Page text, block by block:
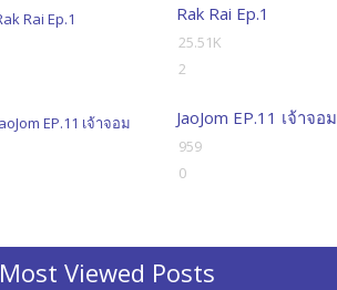
Rak Rai Ep.1
25.51K
2
JaoJom EP.11 เจ้าจอม
959
0
Most Viewed Posts